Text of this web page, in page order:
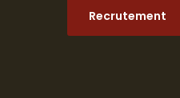
Recrutement